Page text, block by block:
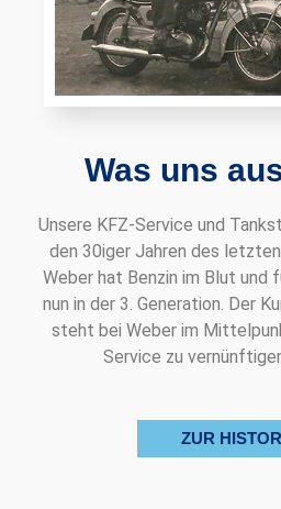
Was uns
Unsere KFZ-Service und
den 30iger Jahren des
Weber hat Benzin im Blut und
nun in der 3. Generation. Der
steht bei Weber im
Service zu
ZUR